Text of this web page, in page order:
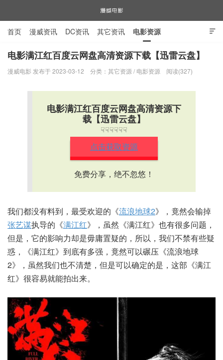

首页 漫威资讯 DC资讯 其它资讯 电影资源
电视剧资源 漫威图片
电影满江红百度云网盘高清资源下载【迅雷云盘】
漫威电影 发布于 2023-03-12 分类： 其它资源 / 电影资源 阅读(327)
电影满江红百度云网盘高清资源下
载【迅雷云盘】
☟☟☟☟☟☟
点击获取资源
免费分享，绝不忽悠！
我们都没有料到，最受欢迎的《流浪地球2》，竟然会输掉
张艺谋执导的《满江红》，虽然《满江红》也有很多问题，
但是，它的影响力却是毋庸置疑的，所以，我们不禁有些疑
惑，《满江红》到底有多强，竟然可以碾压《流浪地球
2》，虽然我们也不清楚，但是可以确定的是，这部《满江
红》很容易就能拍出来。